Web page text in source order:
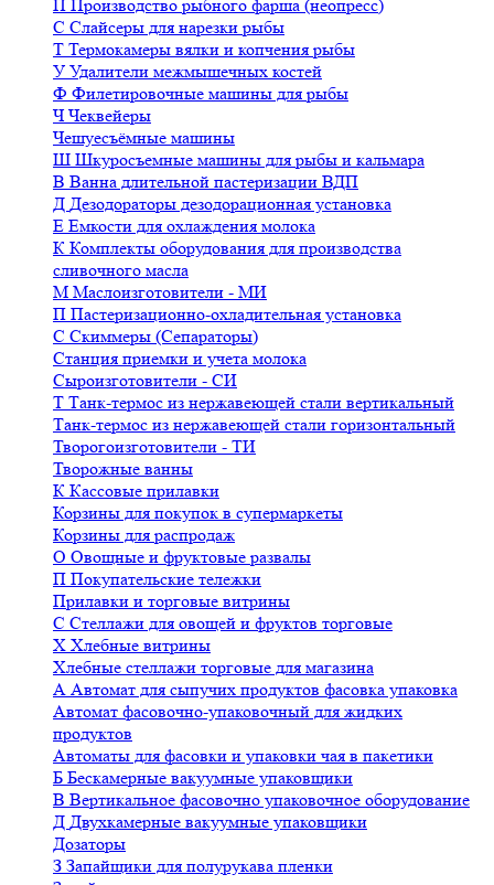
П Производство рыбного фарша (неопресс)
С Слайсеры для нарезки рыбы
Т Термокамеры вялки и копчения рыбы
У Удалители межмышечных костей
Ф Филетировочные машины для рыбы
ЧЧеквейеры
Чешуесъёмные машины
Ш Шкуросъемные машины для рыбы и кальмара
В Ванна длительной пастеризации ВДП
Д Дезодораторы дезодорационная установка
Е Емкости для охлаждения молока
К Комплекты оборудования для производства
сливочного масла
М Маслоизготовители - МИ
П Пастеризационно-охладительная установка
С Скиммеры (Сепараторы)
Станция приемки и учета молока
Сыроизготовители - СИ
Т Танк-термос из нержавеющей стали вертикальный
Танк-термос из нержавеющей стали горизонтальный
Творогоизготовители - ТИ
Творожные ванны
К Кассовые прилавки
Корзины для покупок в супермаркеты
Корзины для распродаж
О Овощные и фруктовые развалы
П Покупательские тележки
Прилавки и торговые витрины
С Стеллажи для овощей и фруктов торговые
Х Хлебные витрины
Хлебные стеллажи торговые для магазина
А Автомат для сыпучих продуктов фасовка упаковка
Автомат фасовочно-упаковочный для жидких
продуктов
Автоматы для фасовки и упаковки чая в пакетики
Б Бескамерные вакуумные упаковщики
В Вертикальное фасовочно упаковочное оборудование
Д Двухкамерные вакуумные упаковщики
Дозаторы
З Запайщики для полурукава пленки